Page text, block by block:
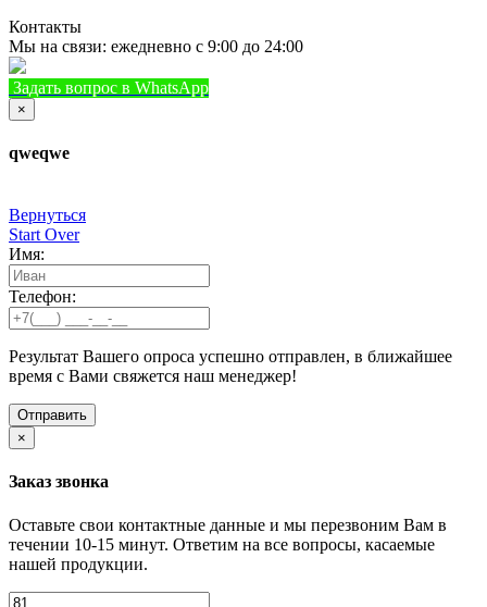
Контакты
Мы на связи: ежедневно с 9:00 до 24:00
Задать вопрос в WhatsApp
×
qweqwe
Вернуться
Start Over
Имя:
Телефон:
Результат Вашего опроса успешно отправлен, в ближайшее
время с Вами свяжется наш менеджер!
×
Заказ звонка
Оставьте свои контактные данные и мы перезвоним Вам в
течении 10-15 минут. Ответим на все вопросы, касаемые
нашей продукции.